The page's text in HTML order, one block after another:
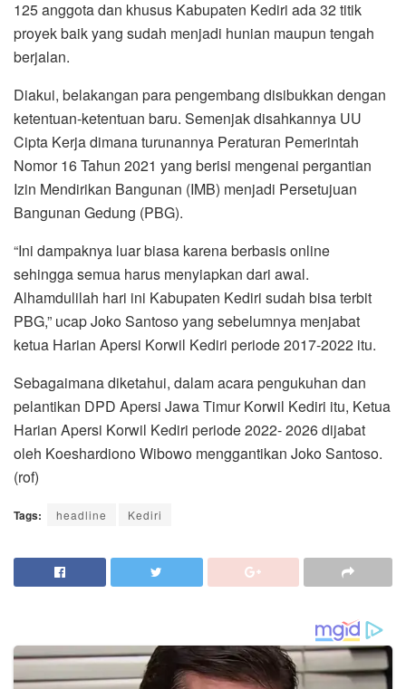
125 anggota dan khusus Kabupaten Kediri ada 32 titik
proyek baik yang sudah menjadi hunian maupun tengah
berjalan.
Diakui, belakangan para pengembang disibukkan dengan
ketentuan-ketentuan baru. Semenjak disahkannya UU
Cipta Kerja dimana turunannya Peraturan Pemerintah
Nomor 16 Tahun 2021 yang berisi mengenai pergantian
Izin Mendirikan Bangunan (IMB) menjadi Persetujuan
Bangunan Gedung (PBG).
“Ini dampaknya luar biasa karena berbasis online
sehingga semua harus menyiapkan dari awal.
Alhamdulilah hari ini Kabupaten Kediri sudah bisa terbit
PBG,” ucap Joko Santoso yang sebelumnya menjabat
ketua Harian Apersi Korwil Kediri periode 2017-2022 itu.
Sebagaimana diketahui, dalam acara pengukuhan dan
pelantikan DPD Apersi Jawa Timur Korwil Kediri itu, Ketua
Harian Apersi Korwil Kediri periode 2022- 2026 dijabat
oleh Koeshardiono Wibowo menggantikan Joko Santoso.
(rof)
Tags: headline Kediri